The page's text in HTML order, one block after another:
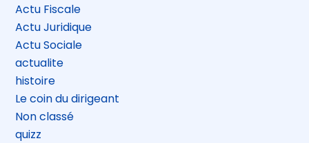
Actu Fiscale
Actu Juridique
Actu Sociale
actualite
histoire
Le coin du dirigeant
Non classé
quizz